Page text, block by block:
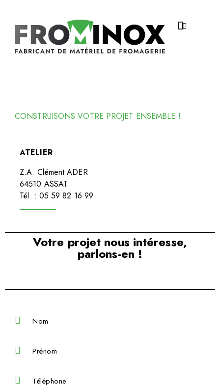
CONSTRUISONS VOTRE PROJET ENSEMBLE !
ATELIER
Z.A. Clément ADER
64510 ASSAT
Tél. : 05 59 82 16 99
Votre projet nous intéresse,
parlons-en !